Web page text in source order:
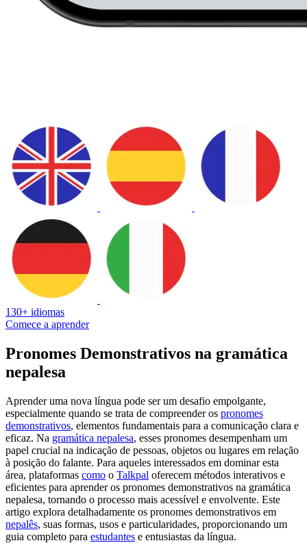
130+ idiomas
Comece a aprender
Pronomes Demonstrativos na gramática
nepalesa
Aprender uma nova língua pode ser um desafio empolgante,
especialmente quando se trata de compreender os pronomes
demonstrativos, elementos fundamentais para a comunicação clara e
eficaz. Na gramática nepalesa, esses pronomes desempenham um
papel crucial na indicação de pessoas, objetos ou lugares em relação
à posição do falante. Para aqueles interessados em dominar esta
área, plataformas como o Talkpal oferecem métodos interativos e
eficientes para aprender os pronomes demonstrativos na gramática
nepalesa, tornando o processo mais acessível e envolvente. Este
artigo explora detalhadamente os pronomes demonstrativos em
nepalês, suas formas, usos e particularidades, proporcionando um
guia completo para estudantes e entusiastas da língua.